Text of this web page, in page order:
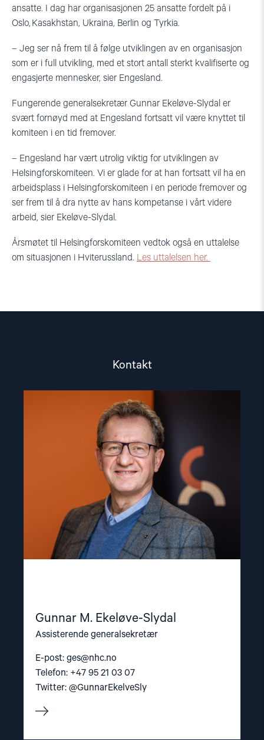
ansatte. I dag har organisasjonen 25 ansatte fordelt på i
Oslo, Kasakhstan, Ukraina, Berlin og Tyrkia.
– Jeg ser nå frem til å følge utviklingen av en organisasjon
som er i full utvikling, med et stort antall sterkt kvalifiserte og
engasjerte mennesker, sier Engesland.
Fungerende generalsekretær Gunnar Ekeløve-Slydal er
svært fornøyd med at Engesland fortsatt vil være knyttet til
komiteen i en tid fremover.
– Engesland har vært utrolig viktig for utviklingen av
Helsingforskomiteen. Vi er glade for at han fortsatt vil ha en
arbeidsplass i Helsingforskomiteen i en periode fremover og
ser frem til å dra nytte av hans kompetanse i vårt videre
arbeid, sier Ekeløve-Slydal.
Årsmøtet til Helsingforskomiteen vedtok også en uttalelse
om situasjonen i Hviterussland. Les uttalelsen her.
Kontakt
Gunnar M. Ekeløve-Slydal
Assisterende generalsekretær
E-post: ges@nhc.no
Telefon: +47 95 21 03 07
Twitter: @GunnarEkelveSly
article
"Gunnar
M.
Ekeløve-
Slydal"